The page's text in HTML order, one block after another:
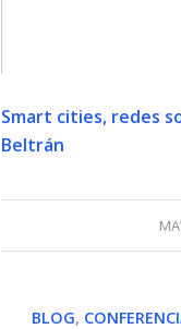
Smart cities, redes
Beltrán
BLOG,